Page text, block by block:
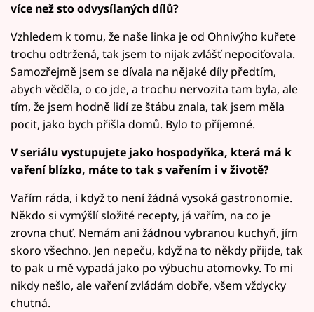
více než sto odvysílaných dílů?
Vzhledem k tomu, že naše linka je od Ohnivýho kuřete
trochu odtržená, tak jsem to nijak zvlášť nepociťovala.
Samozřejmě jsem se dívala na nějaké díly předtím,
abych věděla, o co jde, a trochu nervozita tam byla, ale
tím, že jsem hodně lidí ze štábu znala, tak jsem měla
pocit, jako bych přišla domů. Bylo to příjemné.
V seriálu vystupujete jako hospodyňka, která má k
vaření blízko, máte to tak s vařením i v životě?
Vařím ráda, i když to není žádná vysoká gastronomie.
Někdo si vymýšlí složité recepty, já vařím, na co je
zrovna chuť. Nemám ani žádnou vybranou kuchyň, jím
skoro všechno. Jen nepeču, když na to někdy přijde, tak
to pak u mě vypadá jako po výbuchu atomovky. To mi
nikdy nešlo, ale vaření zvládám dobře, všem vždycky
chutná.